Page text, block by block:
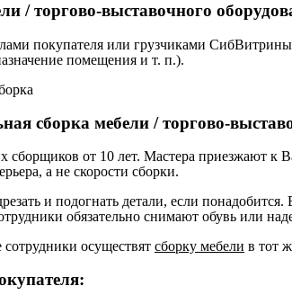
/ торгово-выставочного
покупателя или грузчиками
помещения и т. п.).
сборка мебели / торгово-
от 10 лет. Мастера приезжают к
а не скорости сборки.
и подогнать детали, если
обязательно снимают обувь или
осуществят сборку мебели в тот